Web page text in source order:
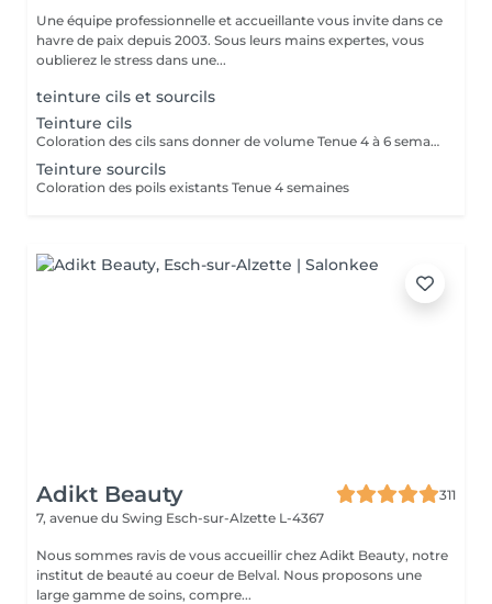
Une équipe professionnelle et accueillante vous invite dans ce
havre de paix depuis 2003. Sous leurs mains expertes, vous
oublierez le stress dans une...
teinture cils et sourcils
Teinture cils
Coloration des cils sans donner de volume Tenue 4 à 6 semaines
Teinture sourcils
Coloration des poils existants Tenue 4 semaines
Adikt Beauty
311
7, avenue du Swing Esch-sur-Alzette L-4367
Nous sommes ravis de vous accueillir chez Adikt Beauty, notre
institut de beauté au coeur de Belval. Nous proposons une
large gamme de soins, compre...